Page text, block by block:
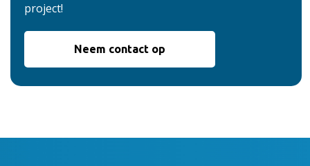
project!
Neem contact op